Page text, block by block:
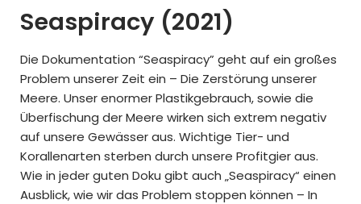
Seaspiracy (2021)
Die Dokumentation “Seaspiracy” geht auf ein großes
Problem unserer Zeit ein – Die Zerstörung unserer
Meere. Unser enormer Plastikgebrauch, sowie die
Überfischung der Meere wirken sich extrem negativ
auf unsere Gewässer aus. Wichtige Tier- und
Korallenarten sterben durch unsere Profitgier aus.
Wie in jeder guten Doku gibt auch „Seaspiracy“ einen
Ausblick, wie wir das Problem stoppen können – In